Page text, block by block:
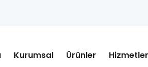
Kurumsal Ürünler Hizmetler